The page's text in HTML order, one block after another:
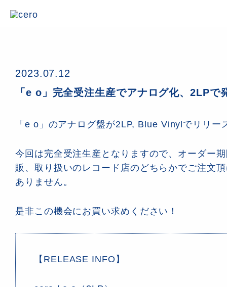
2023.07.12
「e o」完全受注生産でアナログ化、2LPで
「e o」のアナログ盤が2LP, Blue Vinylでリリー
今回は完全受注生産となりますので、オーダー
販、取り扱いのレコード店のどちらかでご注文
ありません。
是非この機会にお買い求めください！
【RELEASE INFO】